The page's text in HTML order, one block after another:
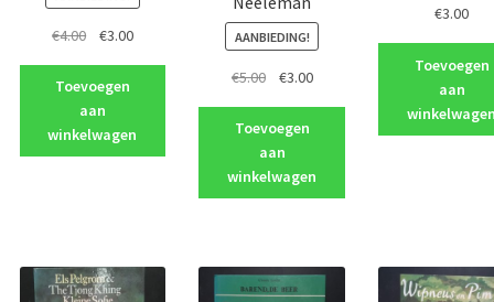
€4.00
Oorspronkelijke
was:
€4.00.
€3.00Huidige
Toevoegen
aan
winkelwagen
AANBIEDING!
€5.00
Oorspronkelijke
was:
€5.00.
€3.00Huidige
Toevoegen
aan
winkelwagen
€3.00
Toevoegen
aan
winkelwagen